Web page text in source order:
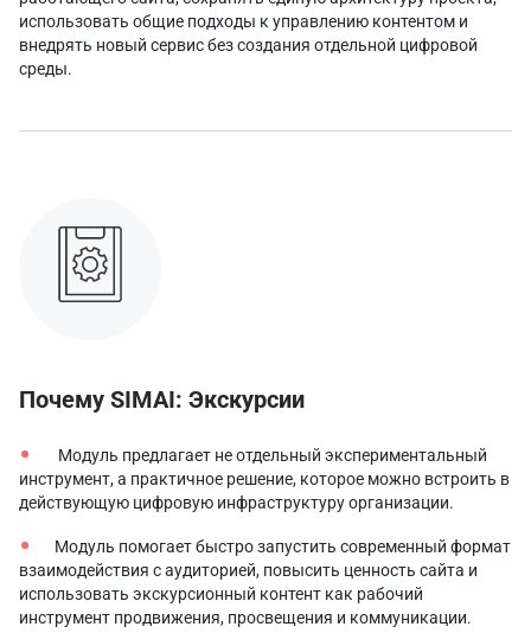
использовать общие подходы к управлению контентом и
внедрять новый сервис без создания отдельной цифровой
среды.
Почему SIMAI: Экскурсии
Модуль предлагает не отдельный экспериментальный
инструмент, а практичное решение, которое можно встроить в
действующую цифровую инфраструктуру организации.
Модуль помогает быстро запустить современный формат
взаимодействия с аудиторией, повысить ценность сайта и
использовать экскурсионный контент как рабочий
инструмент продвижения, просвещения и коммуникации.